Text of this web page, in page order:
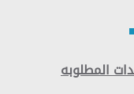
المطلوبه